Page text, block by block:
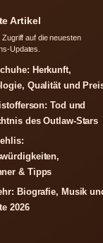
Artikel
Zugriff auf die neuesten
Updates.
Herkunft,
Qualität und
Tod und
des Outlaw-Stars
& Tipps
Biografie, Musik
2026